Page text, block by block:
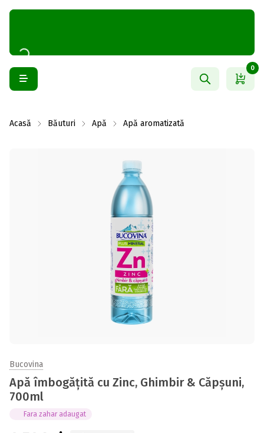
0
Acasă Băuturi Apă Apă aromatizată
Bucovina
Apă îmbogățită cu Zinc, Ghimbir & Căpșuni,
700ml
Fara zahar adaugat